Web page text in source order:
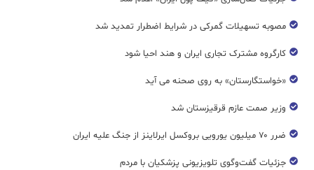
مصوبه تسهیلات گمرکی در شرایط اضطرار تمدید شد
کارگروه مشترک تجاری ایران و هند احیا شود
«خواستگارستان» به روی صحنه می آید
وزیر صمت عازم قرقیزستان شد
ضرر ۷۰ میلیون یورویی بروکسل ایرلاینز از جنگ علیه ایران
جزئیات گفت‌وگوی تلویزیونی پزشکیان با مردم